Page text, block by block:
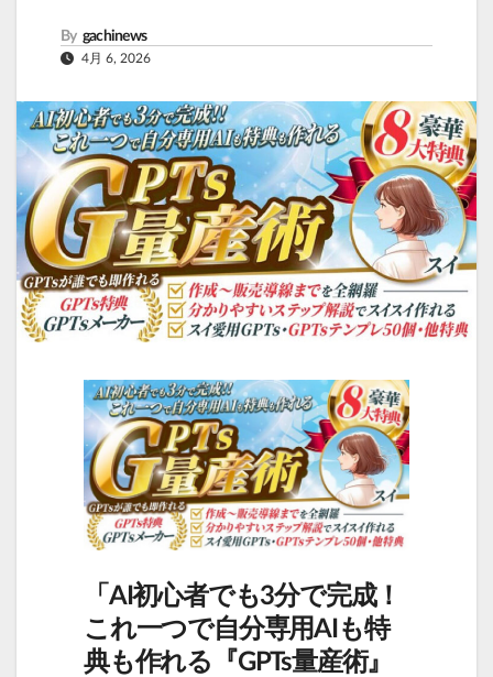
By gachinews
4月 6, 2026
「AI初心者でも3分で完成！
これ一つで自分専用AIも特
典も作れる『GPTs量産術』